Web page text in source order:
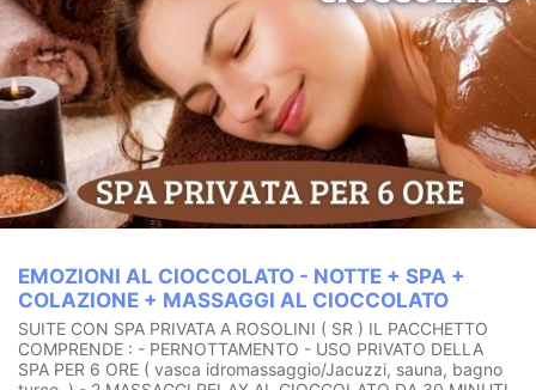
EMOZIONI AL CIOCCOLATO - NOTTE + SPA +
COLAZIONE + MASSAGGI AL CIOCCOLATO
SUITE CON SPA PRIVATA A ROSOLINI ( SR ) IL PACCHETTO
COMPRENDE : - PERNOTTAMENTO - USO PRIVATO DELLA
SPA PER 6 ORE ( vasca idromassaggio/Jacuzzi, sauna, bagno